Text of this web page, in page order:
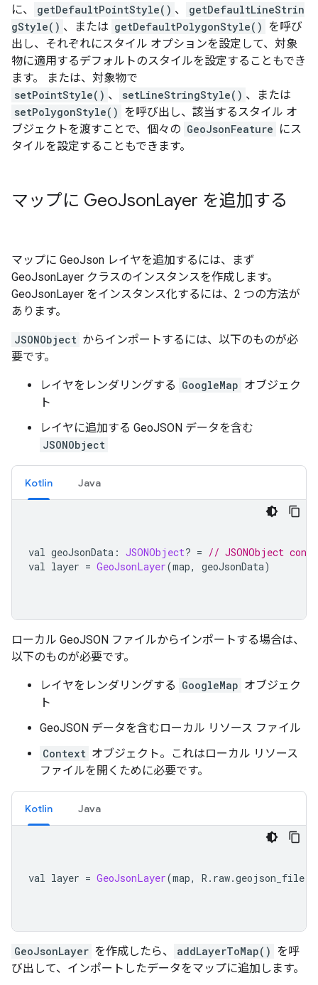
に、
getDefaultPointStyle() 、
getDefaultLineStrin
gStyle() 、または getDefaultPolygonStyle() を呼び
出し、それぞれにスタイル オプションを設定して、対象
物に適用するデフォルトのスタイルを設定することもでき
ます。 または、対象物で
setPointStyle() 、 setLineStringStyle() 、または
setPolygonStyle() を呼び出し、該当するスタイル オ
ブジェクトを渡すことで、個々の GeoJsonFeature にス
タイルを設定することもできます。
マップに GeoJsonLayer を追加する
マップに GeoJson レイヤを追加するには、まず
GeoJsonLayer クラスのインスタンスを作成します。
GeoJsonLayer をインスタンス化するには、2 つの方法が
あります。
JSONObject からインポートするには、以下のものが必
要です。
レイヤをレンダリングする GoogleMap オブジェク
ト
レイヤに追加する GeoJSON データを含む
JSONObject
Kotlin Java
val geoJsonData : JSONObject? = // JSONObject
val layer = GeoJsonLayer(map, geoJsonData)
ローカル GeoJSON ファイルからインポートする場合は、
以下のものが必要です。
レイヤをレンダリングする GoogleMap オブジェク
ト
GeoJSON データを含むローカル リソース ファイル
Context オブジェクト。これはローカル リソース
ファイルを開くために必要です。
Kotlin Java
val layer = GeoJsonLayer(map, R . raw.geojson_file
GeoJsonLayer を作成したら、 addLayerToMap() を呼
び出して、インポートしたデータをマップに追加します。